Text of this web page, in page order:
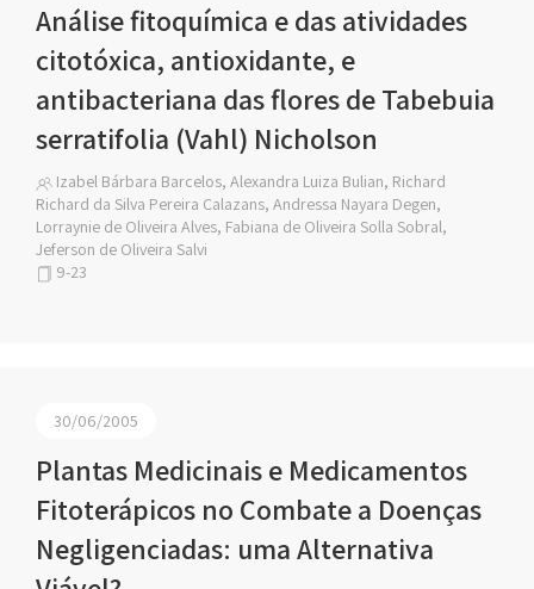
Análise fitoquímica e das atividades
citotóxica, antioxidante, e
antibacteriana das flores de Tabebuia
serratifolia (Vahl) Nicholson
Izabel Bárbara Barcelos, Alexandra Luiza Bulian, Richard
Richard da Silva Pereira Calazans, Andressa Nayara Degen,
Lorraynie de Oliveira Alves, Fabiana de Oliveira Solla Sobral,
Jeferson de Oliveira Salvi
9-23
30/06/2005
Plantas Medicinais e Medicamentos
Fitoterápicos no Combate a Doenças
Negligenciadas: uma Alternativa